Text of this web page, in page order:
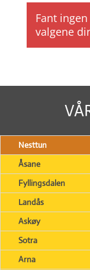
Fant
valgene
Nesttun
Åsane
Fyllingsdalen
Landås
Askøy
Sotra
Arna